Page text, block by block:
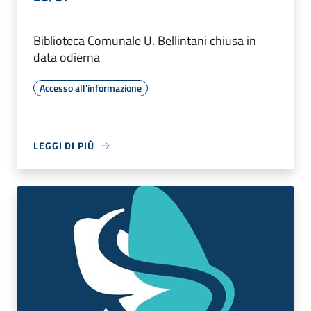
Biblioteca Comunale U. Bellintani chiusa in
data odierna
Accesso all'informazione
LEGGI DI PIÙ